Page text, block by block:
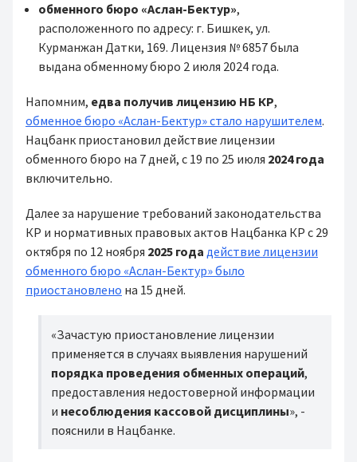
обменного бюро «Аслан-Бектур»,
расположенного по адресу: г. Бишкек, ул.
Курманжан Датки, 169. Лицензия № 6857 была
выдана обменному бюро 2 июля 2024 года.
Напомним, едва получив лицензию НБ КР,
обменное бюро «Аслан-Бектур» стало нарушителем.
Нацбанк приостановил действие лицензии
обменного бюро на 7 дней, с 19 по 25 июля 2024 года
включительно.
Далее за нарушение требований законодательства
КР и нормативных правовых актов Нацбанка КР с 29
октября по 12 ноября 2025 года действие лицензии
обменного бюро «Аслан-Бектур» было
приостановлено на 15 дней.
«Зачастую приостановление лицензии
применяется в случаях выявления нарушений
порядка проведения обменных операций,
предоставления недостоверной информации
и несоблюдения кассовой дисциплины», -
пояснили в Нацбанке.